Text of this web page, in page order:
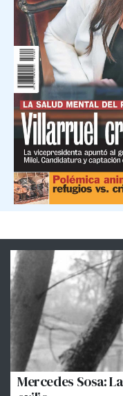
Mercedes Sosa: